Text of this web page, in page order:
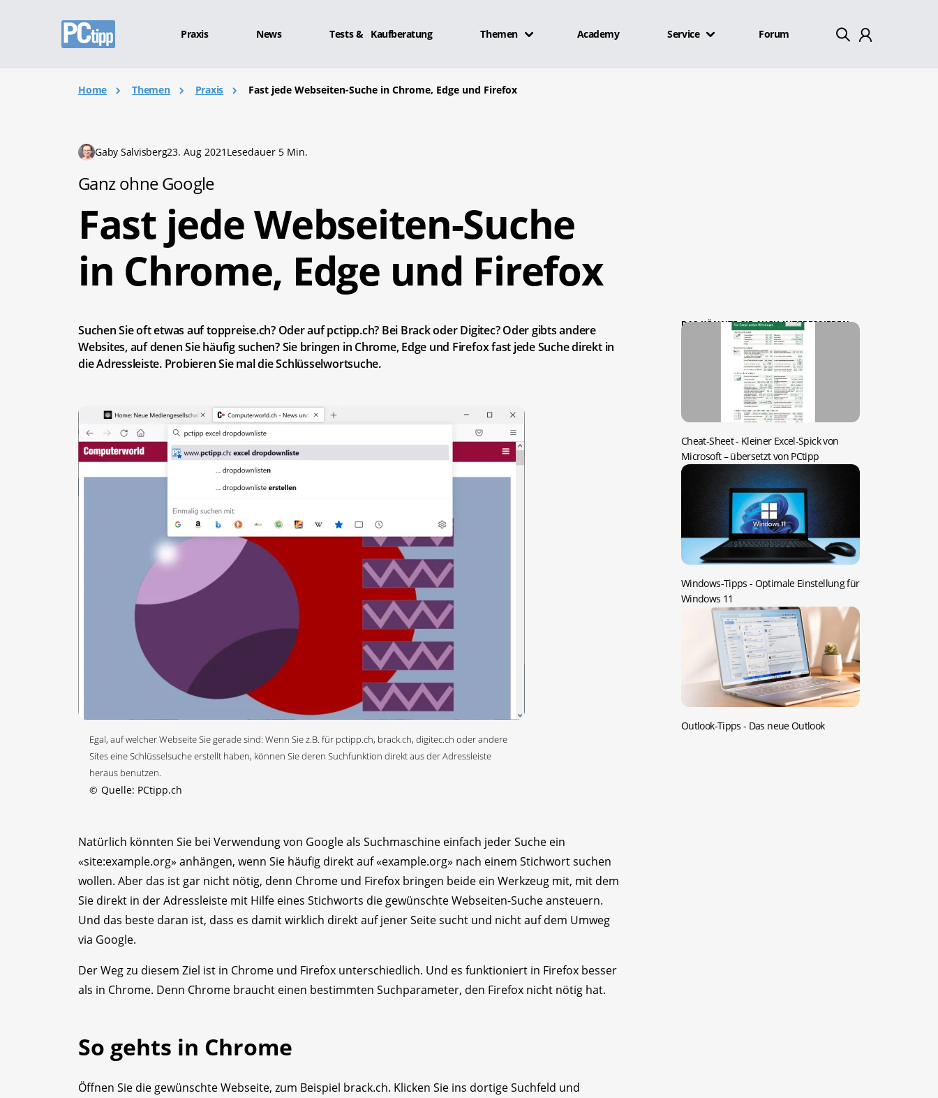
Praxis News Tests & Kaufberatung Themen Academy Service Forum
Home Themen Praxis Fast jede Webseiten-Suche in Chrome, Edge und Firefox
Gaby Salvisberg23. Aug 2021 Lesedauer 5 Min.
Ganz ohne Google
Fast jede Webseiten-Suche
in Chrome, Edge und Firefox
Suchen Sie oft etwas auf toppreise.ch? Oder auf pctipp.ch? Bei Brack oder Digitec? Oder gibts andere
Websites, auf denen Sie häufig suchen? Sie bringen in Chrome, Edge und Firefox fast jede Suche direkt in
die Adressleiste. Probieren Sie mal die Schlüsselwortsuche.
Egal, auf welcher Webseite Sie gerade sind: Wenn Sie z.B. für pctipp.ch, brack.ch, digitec.ch oder andere
Sites eine Schlüsselsuche erstellt haben, können Sie deren Suchfunktion direkt aus der Adressleiste
heraus benutzen.
© Quelle: PCtipp.ch
Natürlich könnten Sie bei Verwendung von Google als Suchmaschine einfach jeder Suche ein
«site:example.org» anhängen, wenn Sie häufig direkt auf «example.org» nach einem Stichwort suchen
wollen. Aber das ist gar nicht nötig, denn Chrome und Firefox bringen beide ein Werkzeug mit, mit dem
Sie direkt in der Adressleiste mit Hilfe eines Stichworts die gewünschte Webseiten-Suche ansteuern.
Und das beste daran ist, dass es damit wirklich direkt auf jener Seite sucht und nicht auf dem Umweg
via Google.
Der Weg zu diesem Ziel ist in Chrome und Firefox unterschiedlich. Und es funktioniert in Firefox besser
als in Chrome. Denn Chrome braucht einen bestimmten Suchparameter, den Firefox nicht nötig hat.
So gehts in Chrome
Öffnen Sie die gewünschte Webseite, zum Beispiel brack.ch. Klicken Sie ins dortige Suchfeld und
DAS KÖNNTE SIE AUCH INTERESSIEREN:
Cheat-Sheet - Kleiner Excel-Spick von
Microsoft – übersetzt von PCtipp
Windows-Tipps - Optimale Einstellung für
Windows 11
Outlook-Tipps - Das neue Outlook